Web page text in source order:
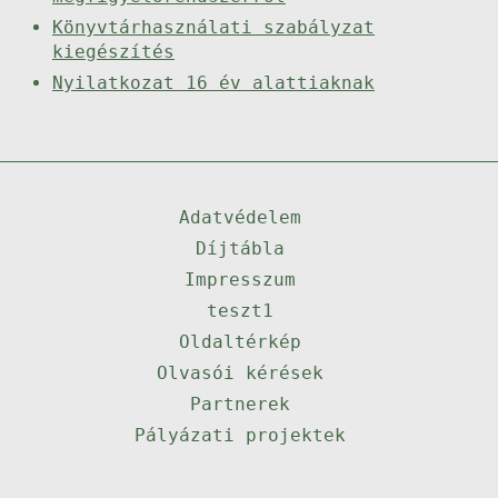
Könyvtárhasználati szabályzat
kiegészítés
Nyilatkozat 16 év alattiaknak
Adatvédelem
Díjtábla
Impresszum
teszt1
Oldaltérkép
Olvasói kérések
Partnerek
Pályázati projektek